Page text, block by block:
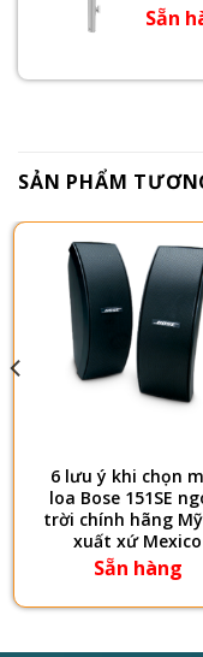
Sẵn
SẢN PHẨM
6 lưu ý khi chọn
loa Bose 151SE
trời chính hãng
xuất xứ Mexico
Sẵn hàng